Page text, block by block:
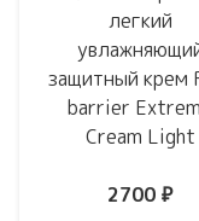
легкий
защитный крем
barrier
Cream Light
2700 ₽